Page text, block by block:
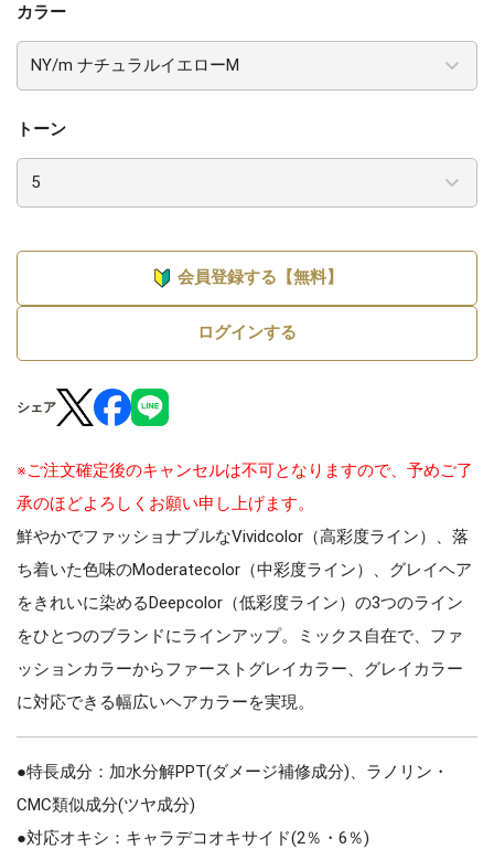
カラー
トーン
会員登録する【無料】
ログインする
シェア
※ご注文確定後のキャンセルは不可となりますので、予めご了
承のほどよろしくお願い申し上げます。
鮮やかでファッショナブルなVividcolor（高彩度ライン）、落
ち着いた色味のModeratecolor（中彩度ライン）、グレイヘア
をきれいに染めるDeepcolor（低彩度ライン）の3つのライン
をひとつのブランドにラインアップ。ミックス自在で、ファ
ッションカラーからファーストグレイカラー、グレイカラー
に対応できる幅広いヘアカラーを実現。
●特長成分：加水分解PPT(ダメージ補修成分)、ラノリン・
CMC類似成分(ツヤ成分)
●対応オキシ：キャラデコオキサイド(2％・6％)